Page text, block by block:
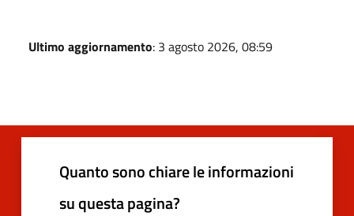
Ultimo aggiornamento: 3 agosto 2026, 08:59
Quanto sono chiare le informazioni
su questa pagina?